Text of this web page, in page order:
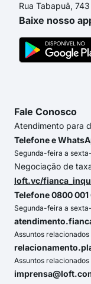
Rua Tabapuã,
Baixe nosso
Fale Conosco
Atendimento para
Telefone e
Segunda-feira a
Negociação de
loft.vc/
Telefone 0800
Segunda-feira a
Assuntos relacionados
Assuntos relacionados